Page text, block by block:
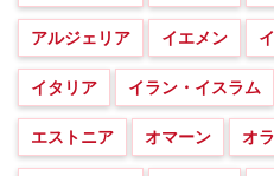
アルジェリア イエメン
イタリア イラン・イスラム
エストニア オマーン オ